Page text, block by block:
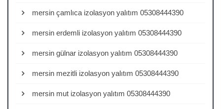
mersin çamlıca izolasyon yalıtım 05308444390
mersin erdemli izolasyon yalıtım 05308444390
mersin gülnar izolasyon yalıtım 05308444390
mersin mezitli izolasyon yalıtım 05308444390
mersin mut izolasyon yalıtım 05308444390